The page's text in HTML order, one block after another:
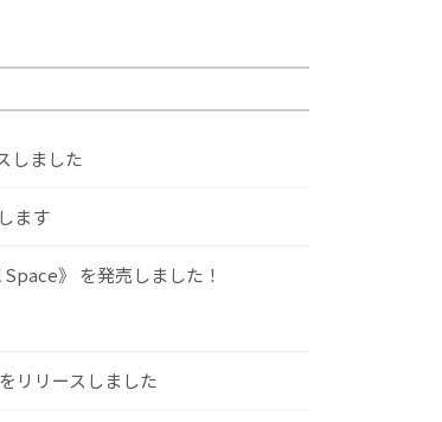
しました
ます
》 を発売しました！
リリースしました